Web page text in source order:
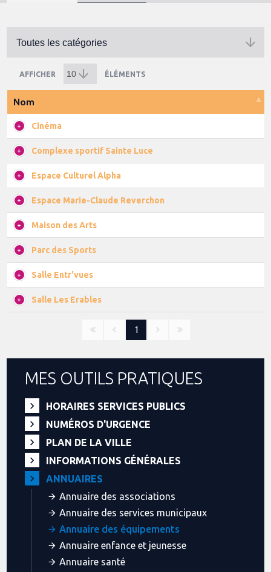
AFFICHER ÉLÉMENTS
Nom
Cinéma
Complexe sportif Sainte Luce
Espace Culturel Alpha
Espace Marie-Claude Reverchon
Maison des Arts
Parc des Sports
Salle Entr'vues
Salle Les Erables
1
MES OUTILS PRATIQUES
HORAIRES SERVICES PUBLICS
NUMÉROS D'URGENCE
PLAN DE LA VILLE
INFORMATIONS GÉNÉRALES
ANNUAIRES
Annuaire des associations
Annuaire des services municipaux
Annuaire des équipements
Annuaire enfance et jeunesse
Annuaire santé